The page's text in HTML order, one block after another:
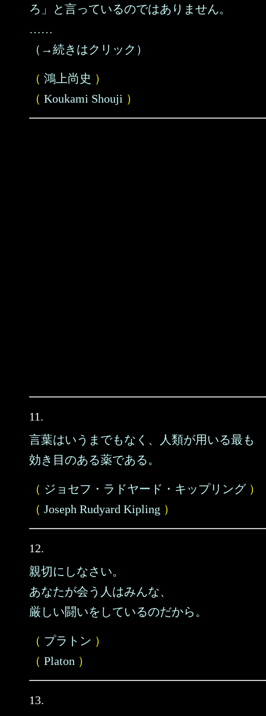
ろ」と言っているのではありません。
……
（→続きはクリック）
（ 鴻上尚史 ）
（ Koukami Shouji ）
11.
言葉はいうまでもなく、人類が用いる最も
効き目のある薬である。
（ ジョセフ・ラドヤード・キップリング）
（ Joseph Rudyard Kipling ）
12.
親切にしなさい。
あなたが会う人はみんな、
厳しい闘いをしているのだから。
（ プラトン ）
（ Platon ）
13.